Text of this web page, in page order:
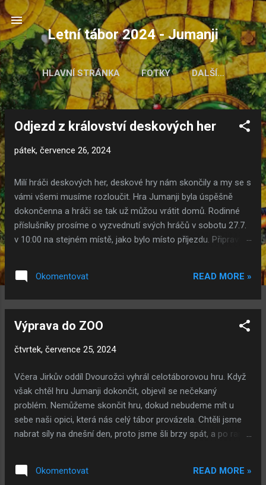
Přeskočit na hlavní obsah
Letní tábor 2024 - Jumanji
HLAVNÍ STRÁNKA FOTKY DALŠÍ…
Odjezd z království deskových her
pátek, července 26, 2024
Milí hráči deskových her, deskové hry nám skončily a my se s
vámi všemi musíme rozloučit. Hra Jumanji byla úspěšně
dokončenna a hráči se tak už můžou vrátit domů. Rodinné
příslušníky prosíme o vyzvednutí svých hráčů v sobotu 27.7.
v 10:00 na stejném místě, jako bylo místo příjezdu. Připravte
Jumanji je všechny dost poznamenala. Těšíme se na vás! -
------------------------------------------------------------------
----- ODJEZD: 27.07. mezi 10:00-11:00 na
silnici Vyhnánov-Hajnice GPS SRAZU:
Okomentovat READ MORE »
Výprava do ZOO
čtvrtek, července 25, 2024
Včera Jirkův oddíl Dvourožci vyhrál celotáborovou hru. Když
však chtěl hru Jumanji dokončit, objevil se nečekaný
problém. Nemůžeme skončit hru, dokud nebudeme mít u
sebe naši opici, která nás celý tábor provázela. Chtěli jsme
nabrat síly na dnešní den, proto jsme šli brzy spát, a po ranní
jinde jsme ji měli hledat než v samotné zoo... Sbalili jsme si
svačinu a nasedli do zoo expresu - bílý a černý autobus. A
Okomentovat READ MORE »